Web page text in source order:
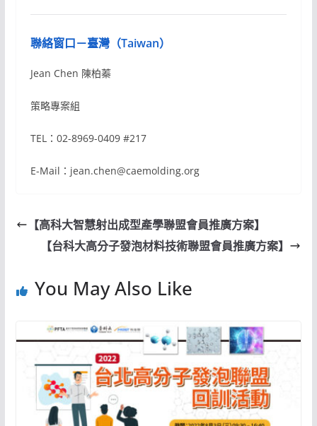
聯絡窗口－臺灣（Taiwan）
Jean Chen 陳柏蓁
策略專案組
TEL：02-8969-0409 #217
E-Mail：jean.chen@caemolding.org
【高科大智慧射出成型產學聯盟會員推廣方案】
【台科大高分子發泡材料技術聯盟會員推廣方案】
You May Also Like